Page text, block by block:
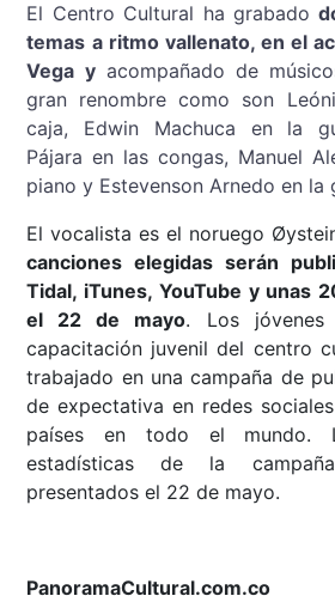
El Centro Cultural ha grabado
temas a ritmo vallenato, en el
Vega yacompañado de
gran renombre como son
caja, Edwin Machuca en la
Pájara en las congas, Manuel
piano y Estevenson Arnedo en la
El vocalista es el noruego
canciones elegidas serán
Tidal, iTunes, YouTube y unas
el 22 de mayo. Los
capacitación juvenil del centro
trabajado en una campaña de
de expectativa en redes
países en todo el mundo.
estadísticas de la
presentados el 22 de mayo.
PanoramaCultural.com.co